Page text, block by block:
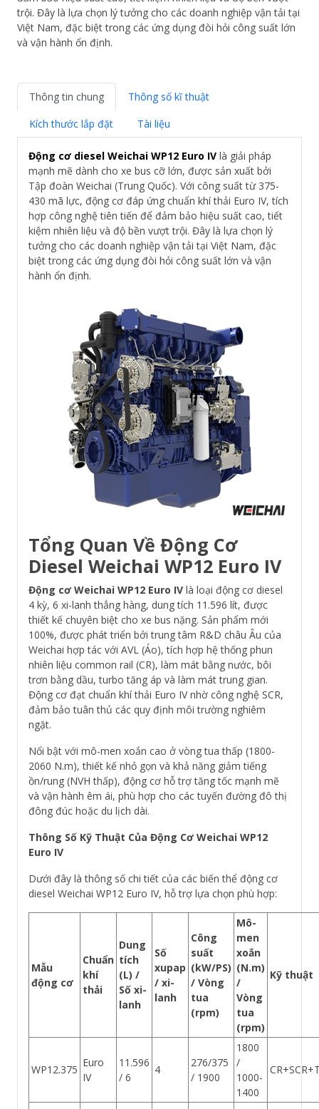
trội. Đây là lựa chọn lý tưởng cho các doanh nghiệp vận tải tại
Việt Nam, đặc biệt trong các ứng dụng đòi hỏi công suất lớn
và vận hành ổn định.
Thông tin chung
Thông số kĩ thuật
Kích thước lắp đặt
Tài liệu
Động cơ diesel Weichai WP12 Euro IV là giải pháp
mạnh mẽ dành cho xe bus cỡ lớn, được sản xuất bởi
Tập đoàn Weichai (Trung Quốc). Với công suất từ 375-
430 mã lực, động cơ đáp ứng chuẩn khí thải Euro IV, tích
hợp công nghệ tiên tiến để đảm bảo hiệu suất cao, tiết
kiệm nhiên liệu và độ bền vượt trội. Đây là lựa chọn lý
tưởng cho các doanh nghiệp vận tải tại Việt Nam, đặc
biệt trong các ứng dụng đòi hỏi công suất lớn và vận
hành ổn định.
Tổng Quan Về Động Cơ
Diesel Weichai WP12 Euro IV
Động cơ Weichai WP12 Euro IV là loại động cơ diesel
4 kỳ, 6 xi-lanh thẳng hàng, dung tích 11.596 lít, được
thiết kế chuyên biệt cho xe bus nặng. Sản phẩm mới
100%, được phát triển bởi trung tâm R&D châu Âu của
Weichai hợp tác với AVL (Áo), tích hợp hệ thống phun
nhiên liệu common rail (CR), làm mát bằng nước, bôi
trơn bằng dầu, turbo tăng áp và làm mát trung gian.
Động cơ đạt chuẩn khí thải Euro IV nhờ công nghệ SCR,
đảm bảo tuân thủ các quy định môi trường nghiêm
ngặt.
Nổi bật với mô-men xoắn cao ở vòng tua thấp (1800-
2060 N.m), thiết kế nhỏ gọn và khả năng giảm tiếng
ồn/rung (NVH thấp), động cơ hỗ trợ tăng tốc mạnh mẽ
và vận hành êm ái, phù hợp cho các tuyến đường đô thị
đông đúc hoặc du lịch dài.
Thông Số Kỹ Thuật Của Động Cơ Weichai WP12
Euro IV
Dưới đây là thông số chi tiết của các biến thể động cơ
diesel Weichai WP12 Euro IV, hỗ trợ lựa chọn phù hợp:
Mẫu
động cơ
Chuẩn
khí
thải
Dung
tích
(L) /
Số xi-
lanh
Số
xupap
/ xi-
lanh
Công
suất
(kW/PS)
/ Vòng
tua
(rpm)
Mô-
men
xoắn
(N.m)
/
Vòng
tua
(rpm)
Kỹ thuật
WP12.375
Euro
IV
11.596
/ 6
4
276/375
/ 1900
1800
/
1000-
1400